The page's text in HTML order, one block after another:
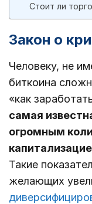
Стоит ли
Закон о
Человеку, не
биткоина
«как
самая
огромным
Такие
желающих